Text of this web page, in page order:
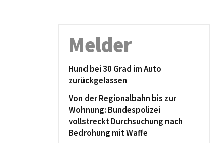
Melder
Hund bei 30 Grad im Auto
zurückgelassen
Von der Regionalbahn bis zur
Wohnung: Bundespolizei
vollstreckt Durchsuchung nach
Bedrohung mit Waffe